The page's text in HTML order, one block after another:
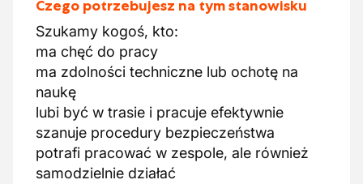
Czego potrzebujesz na tym stanowisku
Szukamy kogoś, kto:
ma chęć do pracy
ma zdolności techniczne lub ochotę na
naukę
lubi być w trasie i pracuje efektywnie
szanuje procedury bezpieczeństwa
potrafi pracować w zespole, ale również
samodzielnie działać